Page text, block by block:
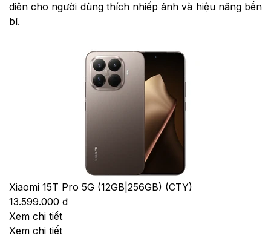
diện cho người dùng thích nhiếp ảnh và hiệu năng bền
bỉ.
Xiaomi 15T Pro 5G (12GB|256GB) (CTY)
13.599.000 đ
Xem chi tiết
Xem chi tiết